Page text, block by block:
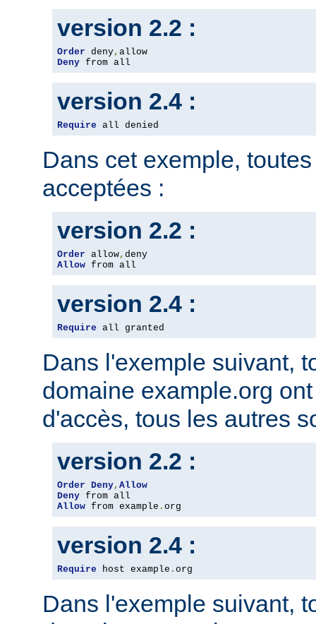
version 2.2 :
Order deny,
Deny from all
version 2.4 :
Require all denied
Dans cet exemple,
acceptées :
version 2.2 :
Order allow,
Allow from all
version 2.4 :
Require all granted
Dans l'exemple suivant,
domaine example.org
d'accès, tous les autres
version 2.2 :
Order Deny, Allow
Deny
Allow from example . org
version 2.4 :
Require host example . org
Dans l'exemple suivant,